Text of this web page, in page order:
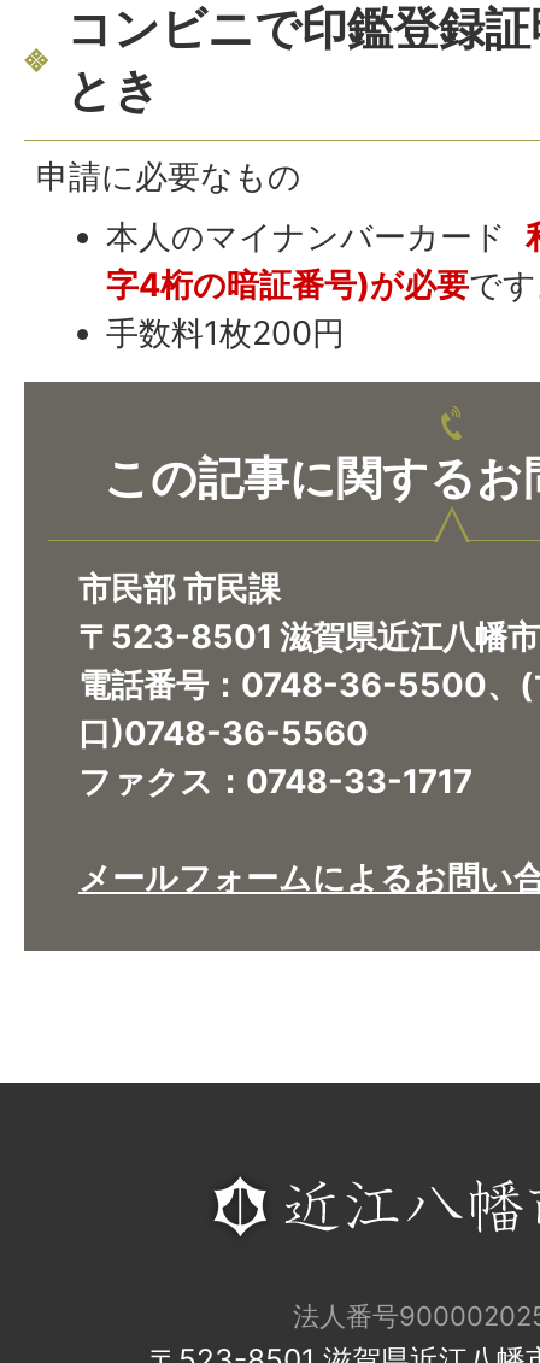
コンビニで印鑑登録
とき
申請に必要なもの
本人のマイナンバーカード
字4桁の暗証番号)が必要で
手数料1枚200円
この記事に関するお
市民部 市民課
〒523-8501 滋賀県近江八幡
電話番号：0748-36-5500、(
口)0748-36-5560
ファクス：0748-33-1717
メールフォームによるお問い
法人番号